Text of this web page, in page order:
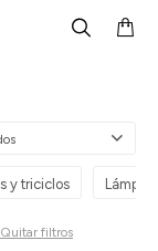
y triciclos
Quitar filtros